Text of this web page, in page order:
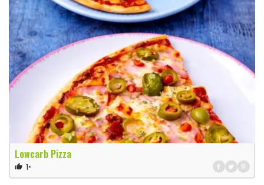
Lowcarb Pizza
thumb_up 1×